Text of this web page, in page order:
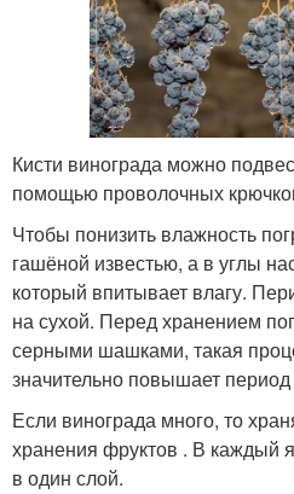
Кисти винограда можно
помощью проволочных
Чтобы понизить влажность
гашёной известью, а в углы
который впитывает влагу.
на сухой. Перед хранением
серными шашками, такая
значительно повышает
Если винограда много, то
хранения фруктов . В каждый
в один слой.